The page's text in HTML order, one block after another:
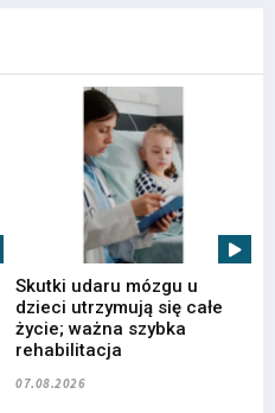
Skutki udaru mózgu u
dzieci utrzymują się całe
życie; ważna szybka
rehabilitacja
07.08.2026